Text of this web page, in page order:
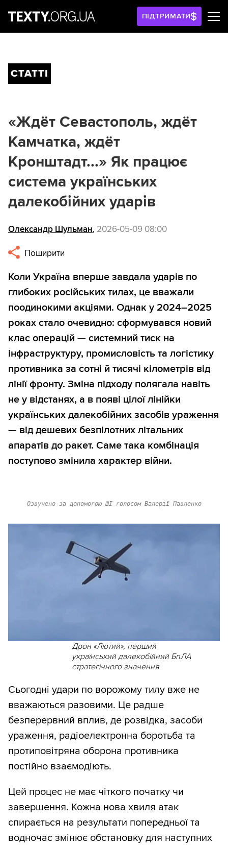
ПІДТРИМАТИ
СТАТТІ
«Ждёт Севастополь, ждёт
Камчатка, ждёт
Кронштадт...» Як працює
система українських
далекобійних ударів
Олександр Шульман, 2026-05-09 08:00
Поширити
Коли Україна вперше завдала ударів по
глибоких російських тилах, це вважали
поодинокими акціями. Однак у 2024–2025
роках стало очевидно: сформувався новий
клас операцій — системний тиск на
інфраструктуру, промисловість та логістику
противника за сотні й тисячі кілометрів від
лінії фронту. Зміна підходу полягала навіть
не у відстанях, а в появі цілої лінійки
українських далекобійних засобів ураження
— від дешевих безпілотних літальних
апаратів до ракет. Саме така комбінація
поступово змінила характер війни.
Озвучено за допомогою ШІ голосом Валерії Павленко
Дрон «Лютий», перший
український далекобійний БпЛА
стратегічного значення
Сьогодні удари по ворожому тилу вже не
вважаються разовими. Це радше
безперервний вплив, де розвідка, засоби
ураження, радіоелектронна боротьба та
протиповітряна оборона противника
постійно взаємодіють.
Цей процес не має чіткого початку чи
завершення. Кожна нова хвиля атак
спирається на результати попередньої та
водночас змінює обстановку для наступних